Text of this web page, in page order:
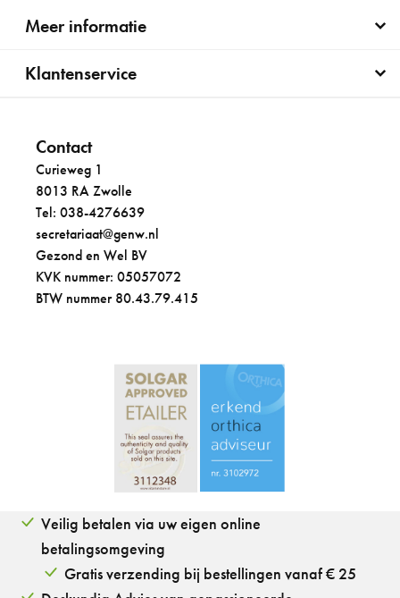
Meer informatie
Klantenservice
Contact
Curieweg 1
8013 RA Zwolle
Tel: 038-4276639
secretariaat@genw.nl
Gezond en Wel BV
KVK nummer: 05057072
BTW nummer 80.43.79.415
Veilig betalen via uw eigen online
betalingsomgeving
Gratis verzending bij bestellingen vanaf € 25